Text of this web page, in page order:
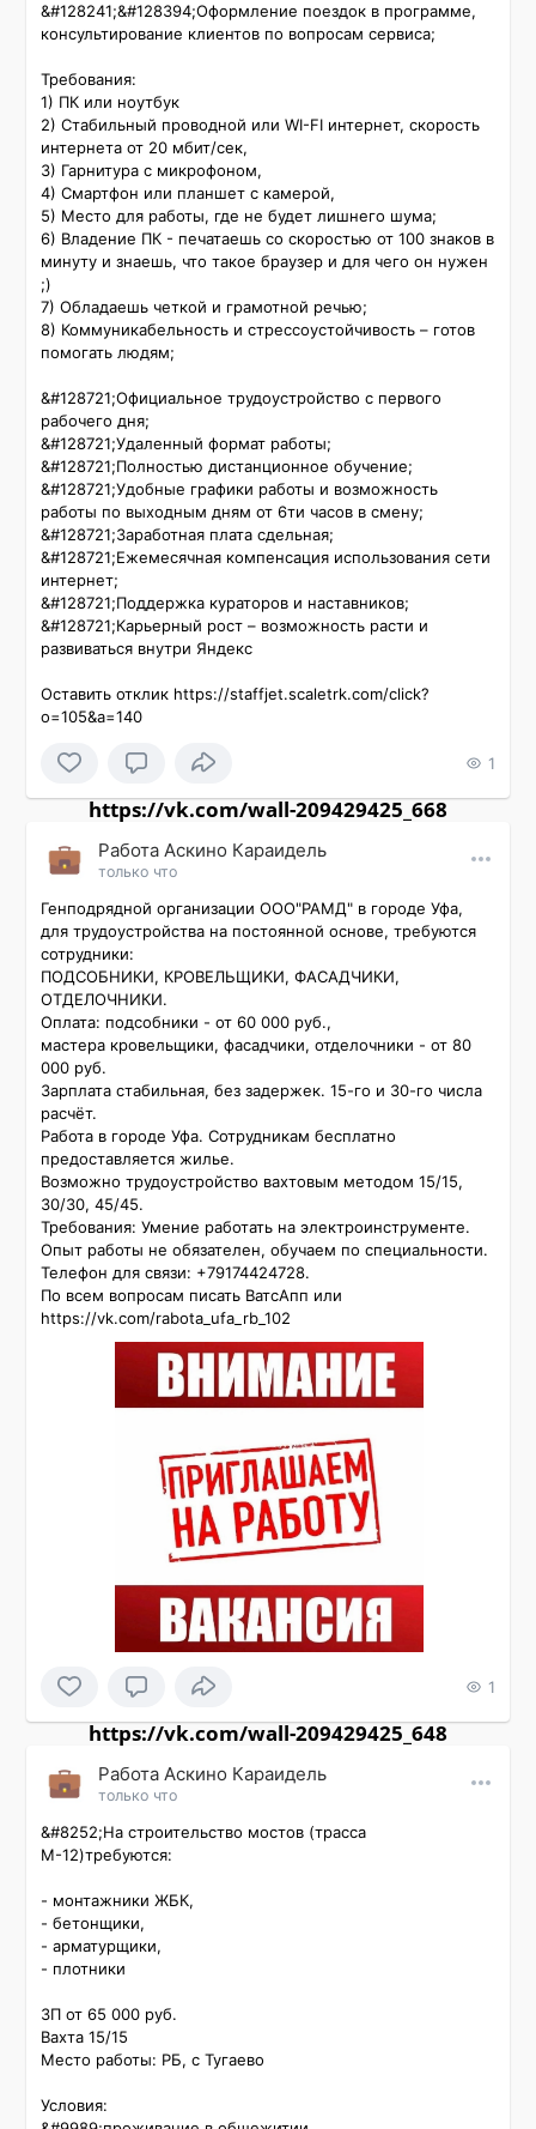
&#128241;&#128394;Оформление поездок в программе,
консультирование клиентов по вопросам сервиса;
Требования:
1) ПК или ноутбук
2) Стабильный проводной или WI-FI интернет, скорость
интернета от 20 мбит/сек,
3) Гарнитура с микрофоном,
4) Смартфон или планшет с камерой,
5) Место для работы, где не будет лишнего шума;
6) Владение ПК - печатаешь со скоростью от 100 знаков в
минуту и знаешь, что такое браузер и для чего он нужен
;)
7) Обладаешь четкой и грамотной речью;
8) Коммуникабельность и стрессоустойчивость – готов
помогать людям;
&#128721;Официальное трудоустройство с первого
рабочего дня;
&#128721;Удаленный формат работы;
&#128721;Полностью дистанционное обучение;
&#128721;Удобные графики работы и возможность
работы по выходным дням от 6ти часов в смену;
&#128721;Заработная плата сдельная;
&#128721;Ежемесячная компенсация использования сети
интернет;
&#128721;Поддержка кураторов и наставников;
&#128721;Карьерный рост – возможность расти и
развиваться внутри Яндекс
Оставить отклик https://staffjet.scaletrk.com/click?
o=105&a=140
1
https://vk.com/wall-209429425_668
Работа Аскино Караидель
только что
Генподрядной организации ООО"РАМД" в городе Уфа,
для трудоустройства на постоянной основе, требуются
сотрудники:
ПОДСОБНИКИ, КРОВЕЛЬЩИКИ, ФАСАДЧИКИ,
ОТДЕЛОЧНИКИ.
Оплата: подсобники - от 60 000 руб.,
мастера кровельщики, фасадчики, отделочники - от 80
000 руб.
Зарплата стабильная, без задержек. 15-го и 30-го числа
расчёт.
Работа в городе Уфа. Сотрудникам бесплатно
предоставляется жилье.
Возможно трудоустройство вахтовым методом 15/15,
30/30, 45/45.
Требования: Умение работать на электроинструменте.
Опыт работы не обязателен, обучаем по специальности.
Телефон для связи: +79174424728.
По всем вопросам писать ВатсАпп или
https://vk.com/rabota_ufa_rb_102
1
https://vk.com/wall-209429425_648
Работа Аскино Караидель
только что
&#8252;На строительство мостов (трасса
М-12)требуются:
- монтажники ЖБК,
- бетонщики,
- арматурщики,
- плотники
ЗП от 65 000 руб.
Вахта 15/15
Место работы: РБ, с Тугаево
Условия: